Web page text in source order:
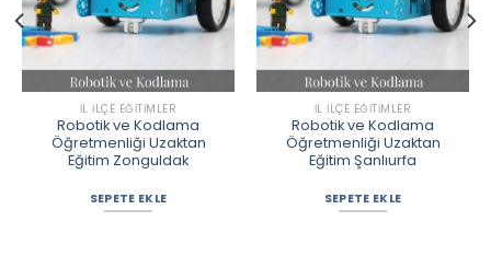
İL İLÇE EĞITIMLER
Robotik ve Kodlama
Öğretmenliği Uzaktan
Eğitim Zonguldak
SEPETE EKLE
İL İLÇE EĞITIMLER
Robotik ve Kodlama
Öğretmenliği Uzaktan
Eğitim Şanlıurfa
SEPETE EKLE